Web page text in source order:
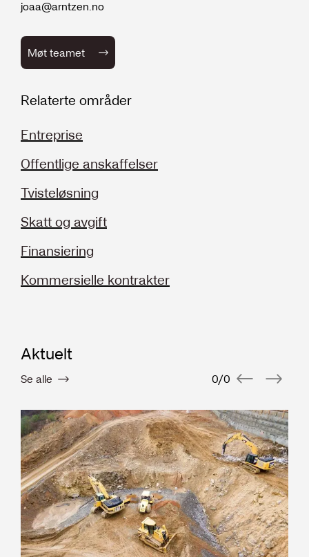
joaa@arntzen.no
Møt teamet
Relaterte områder
Entreprise
Offentlige anskaffelser
Tvisteløsning
Skatt og avgift
Finansiering
Kommersielle kontrakter
Aktuelt
Se alle 0/0